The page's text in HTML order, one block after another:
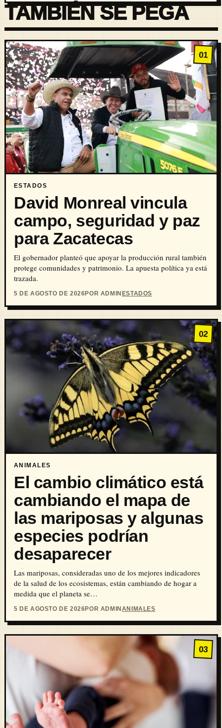
TAMBIÉN SE PEGA
01
ESTADOS
David Monreal vincula
campo, seguridad y paz
para Zacatecas
El gobernador planteó que apoyar la producción rural también
protege comunidades y patrimonio. La apuesta política ya está
trazada.
5 DE AGOSTO DE 2026POR ADMIN ESTADOS
02
ANIMALES
El cambio climático está
cambiando el mapa de
las mariposas y algunas
especies podrían
desaparecer
Las mariposas, consideradas uno de los mejores indicadores
de la salud de los ecosistemas, están cambiando de hogar a
medida que el planeta se…
5 DE AGOSTO DE 2026POR ADMINANIMALES
03